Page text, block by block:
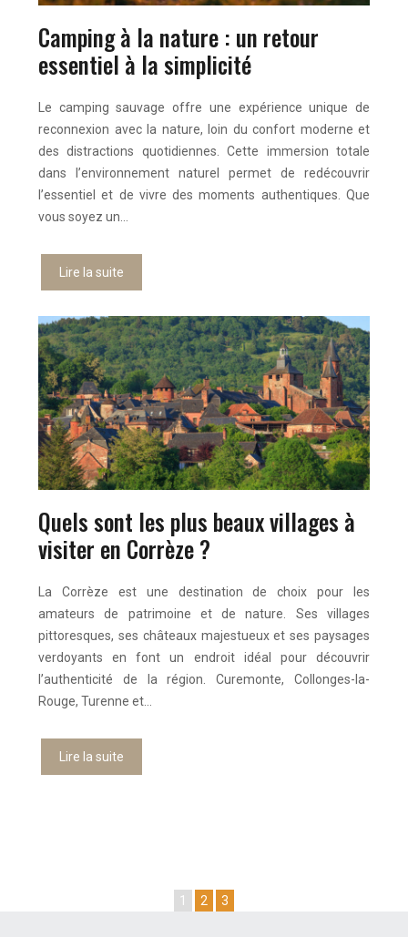
Camping à la nature : un retour
essentiel à la simplicité
Le camping sauvage offre une expérience unique de
reconnexion avec la nature, loin du confort moderne et
des distractions quotidiennes. Cette immersion totale
dans l’environnement naturel permet de redécouvrir
l’essentiel et de vivre des moments authentiques. Que
vous soyez un…
Lire la suite
Quels sont les plus beaux villages à
visiter en Corrèze ?
La Corrèze est une destination de choix pour les
amateurs de patrimoine et de nature. Ses villages
pittoresques, ses châteaux majestueux et ses paysages
verdoyants en font un endroit idéal pour découvrir
l’authenticité de la région. Curemonte, Collonges-la-
Rouge, Turenne et…
Lire la suite
1 2 3